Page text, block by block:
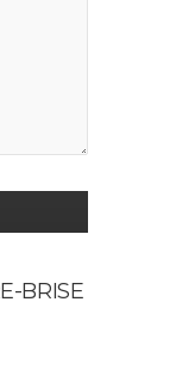
BRISE